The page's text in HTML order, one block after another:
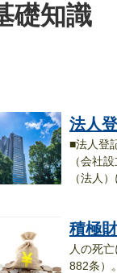
礎知識
法人
■法人登
（会社
（法人
積極
人の死
882条）